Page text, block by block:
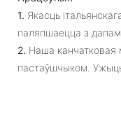
1. Якасць
паляпшаецца з
2. Наша канчатковая
пастаўшчыком.